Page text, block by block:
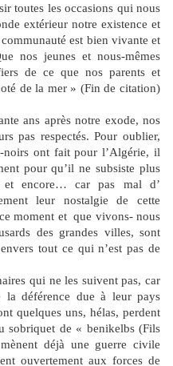
toutes les occasions qui nous
extérieur notre existence et
est bien vivante et
nos jeunes et nous-mêmes
de ce que nos parents et
de la mer » (Fin de citation)
ans après notre exode, nos
pas respectés. Pour oublier,
noirs ont fait pour l’Algérie, il
pour qu’il ne subsiste plus
et encore… car pas mal d’
leur nostalgie de cette
moment et que vivons- nous
des grandes villes, sont
tout ce qui n’est pas de
qui ne les suivent pas, car
la déférence due à leur pays
quelques uns, hélas, perdent
sobriquet de « benikelbs (Fils
déjà une guerre civile
ouvertement aux forces de